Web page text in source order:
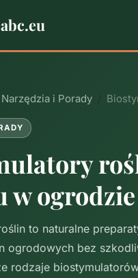
Narzędzia i Porady
w ogrodzie
to naturalne
ogrodowych bez
rodzaje